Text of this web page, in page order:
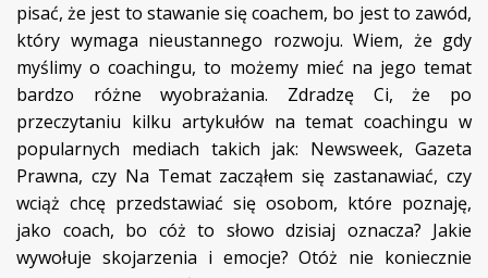
pisać, że jest to stawanie się coachem, bo jest to zawód,
który wymaga nieustannego rozwoju. Wiem, że gdy
myślimy o coachingu, to możemy mieć na jego temat
bardzo różne wyobrażania. Zdradzę Ci, że po
przeczytaniu kilku artykułów na temat coachingu w
popularnych mediach takich jak: Newsweek, Gazeta
Prawna, czy Na Temat zacząłem się zastanawiać, czy
wciąż chcę przedstawiać się osobom, które poznaję,
jako coach, bo cóż to słowo dzisiaj oznacza? Jakie
wywołuje skojarzenia i emocje? Otóż nie koniecznie